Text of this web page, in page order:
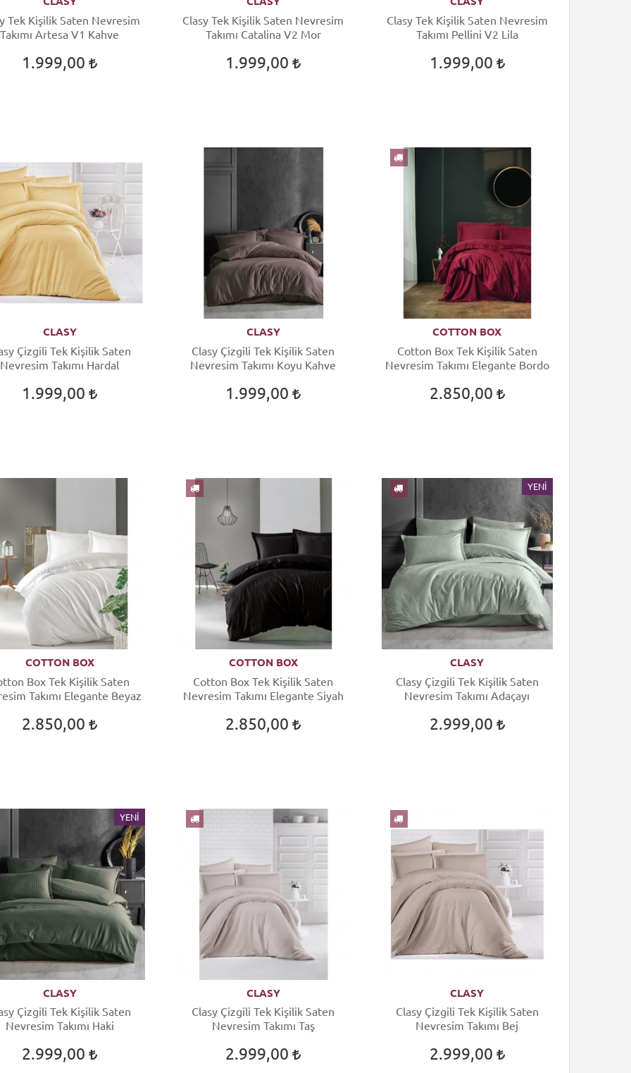
Tek Kişilik Saten Nevresim
Takımı Artesa V1 Kahve
1.999,00
Clasy Tek Kişilik Saten Nevresim
Takımı Catalina V2 Mor
1.999,00
Clasy Tek Kişilik Saten Nevresim
Takımı Pellini V2 Lila
1.999,00
CLASY
Çizgili Tek Kişilik Saten
Nevresim Takımı Hardal
1.999,00
CLASY
Clasy Çizgili Tek Kişilik Saten
Nevresim Takımı Koyu Kahve
1.999,00
COTTON BOX
Cotton Box Tek Kişilik Saten
Nevresim Takımı Elegante Bordo
2.850,00
COTTON BOX
Box Tek Kişilik Saten
Takımı Elegante Beyaz
2.850,00
COTTON BOX
Cotton Box Tek Kişilik Saten
Nevresim Takımı Elegante Siyah
2.850,00
YENI
CLASY
Clasy Çizgili Tek Kişilik Saten
Nevresim Takımı Adaçayı
2.999,00
YENI
CLASY
Çizgili Tek Kişilik Saten
Nevresim Takımı Haki
2.999,00
CLASY
Clasy Çizgili Tek Kişilik Saten
Nevresim Takımı Taş
2.999,00
CLASY
Clasy Çizgili Tek Kişilik Saten
Nevresim Takımı Bej
2.999,00